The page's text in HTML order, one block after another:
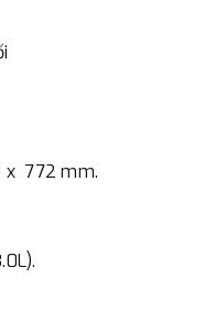
địa điểm thanh toán
nội thành Hà Nội.
trị hàng + phí vận
sách vận chuyển
khi giao hàng.
tiền của quý
theo yêu cầu.
x 772 mm.